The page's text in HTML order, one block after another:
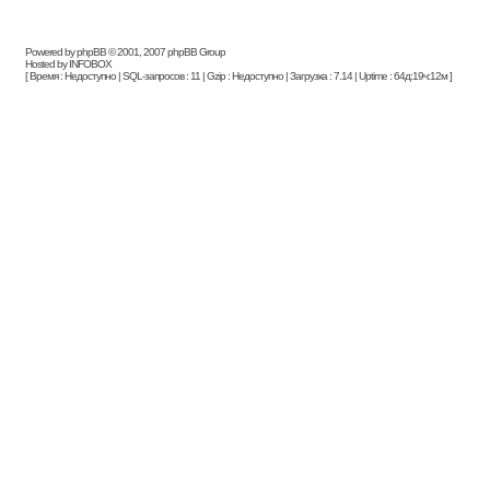
Powered by phpBB © 2001, 2007 phpBB Group
Hosted by INFOBOX
[ Время : Недоступно | SQL-запросов : 11 | Gzip : Недоступно | Загрузка : 7.14 | Uptime : 64д:19ч:12м ]